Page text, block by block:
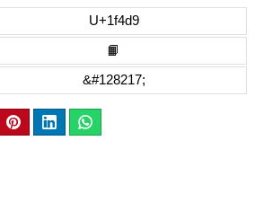
U+1f4d9
📙
&#128217;